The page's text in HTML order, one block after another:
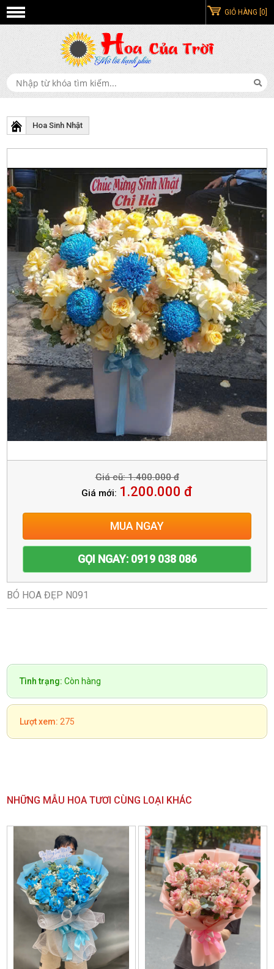
GIỎ HÀNG [0]
Hoa Sinh Nhật
Giá cũ: 1.400.000 đ
Giá mới: 1.200.000 đ
MUA NGAY
GỌI NGAY: 0919 038 086
BÓ HOA ĐẸP N091
Tình trạng: Còn hàng
Lượt xem: 275
NHỮNG MẪU HOA TƯƠI CÙNG LOẠI KHÁC